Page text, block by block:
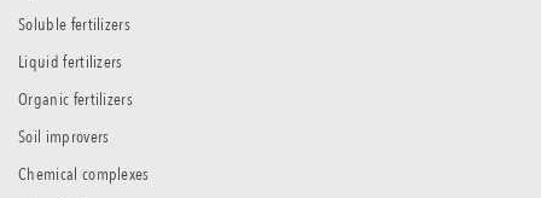
Soluble fertilizers
Liquid fertilizers
Organic fertilizers
Soil improvers
Chemical complexes